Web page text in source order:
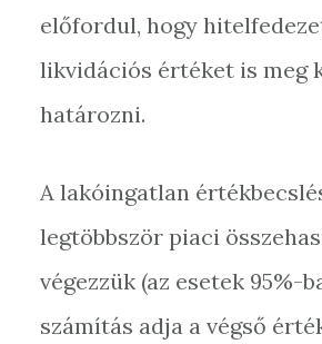
előfordul, hogy
likvidációs értéket is meg
határozni.
A lakóingatlan
legtöbbször piaci
végezzük (az esetek 95%-
számítás adja a végső